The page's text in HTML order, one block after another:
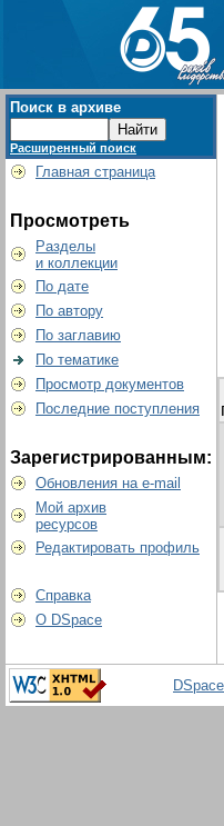
Поиск в архиве
Расширенный поиск
Главная страница
Просмотреть
Разделы
и коллекции
По дате
По автору
По заглавию
По тематике
Просмотр документов
Последние поступления
Зарегистрированным:
Обновления на e-mail
Мой архив
ресурсов
Редактировать профиль
Справка
О DSpace